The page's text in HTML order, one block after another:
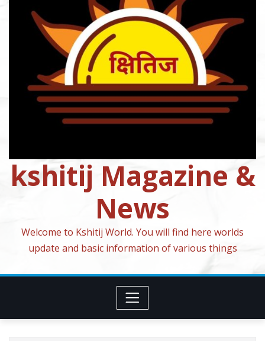
kshitij Magazine &
News
Welcome to Kshitij World. You will find here worlds
update and basic information of various things